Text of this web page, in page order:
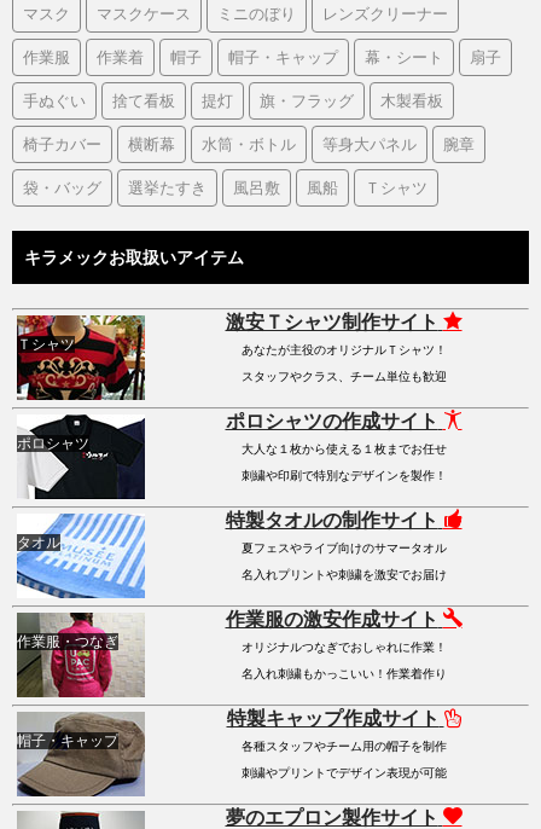
マスク マスクケース ミニのぼり レンズクリーナー
作業服 作業着 帽子 帽子・キャップ 幕・シート 扇子
手ぬぐい 捨て看板 提灯 旗・フラッグ 木製看板
椅子カバー 横断幕 水筒・ボトル 等身大パネル 腕章
袋・バッグ 選挙たすき 風呂敷 風船 Ｔシャツ
キラメックお取扱いアイテム
Ｔシャツ
激安Ｔシャツ制作サイト
あなたが主役のオリジナルＴシャツ！
スタッフやクラス、チーム単位も歓迎
ポロシャツ
ポロシャツの作成サイト
大人な１枚から使える１枚までお任せ
刺繍や印刷で特別なデザインを製作！
タオル
特製タオルの制作サイト
夏フェスやライブ向けのサマータオル
名入れプリントや刺繍を激安でお届け
作業服・つなぎ
作業服の激安作成サイト
オリジナルつなぎでおしゃれに作業！
名入れ刺繍もかっこいい！作業着作り
帽子・キャップ
特製キャップ作成サイト
各種スタッフやチーム用の帽子を制作
刺繍やプリントでデザイン表現が可能
夢のエプロン製作サイト